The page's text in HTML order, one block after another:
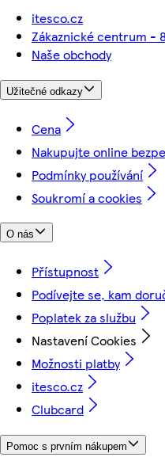
itesco.cz
Zákaznické centrum -
Naše obchody
Užitečné odkazy
Cena
Nakupujte online
Podmínky používání
Soukromí a cookies
O nás
Přístupnost
Podívejte se, kam
Poplatek za službu
Nastavení Cookies
Možnosti platby
itesco.cz
Clubcard
Pomoc s prvním nákupem